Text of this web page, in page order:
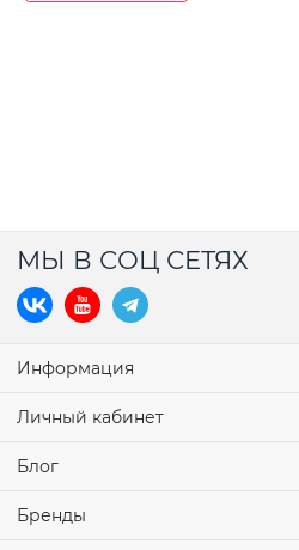
МЫ В СОЦ СЕТЯХ
Информация
Личный кабинет
Блог
Бренды